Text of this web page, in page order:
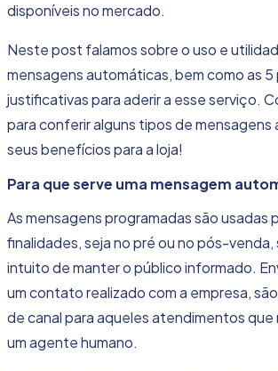
disponíveis no mercado.
Neste post falamos sobre o uso e
mensagens automáticas, bem como as 5
justificativas para aderir a esse serviço.
para conferir alguns tipos de mensagens
seus benefícios para a loja!
Para que serve uma mensagem
As mensagens programadas são usadas
finalidades, seja no pré ou no pós-venda,
intuito de manter o público informado.
um contato realizado com a empresa,
de canal para aqueles atendimentos que
um agente humano.